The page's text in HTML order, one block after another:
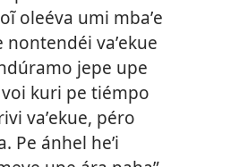
oleéva umi mbaʼe
vaʼekue
jepe upe
voi kuri pe tiémpo
vaʼekue, péro
Pe ánhel heʼi